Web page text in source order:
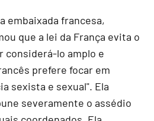
embaixada francesa,
que a lei da França evita o
considerá-lo amplo e
prefere focar em
sexista e sexual". Ela
severamente o assédio